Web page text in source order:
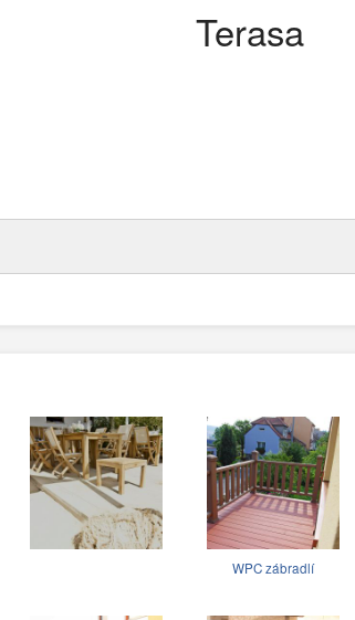
Terasa
WPC zábradlí